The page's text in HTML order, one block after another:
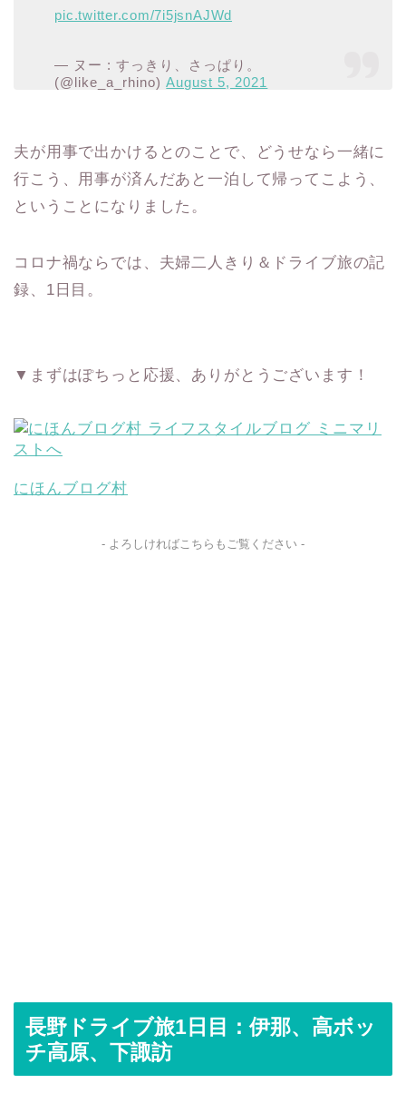
pic.twitter.com/7i5jsnAJWd
— ヌー : すっきり、さっぱり。
(@like_a_rhino)August 5, 2021
夫が用事で出かけるとのことで、どうせなら一緒に
行こう、用事が済んだあと一泊して帰ってこよう、
ということになりました。
コロナ禍ならでは、夫婦二人きり＆ドライブ旅の記
録、1日目。
▼まずはぽちっと応援、ありがとうございます！
にほんブログ村
- よろしければこちらもご覧ください -
長野ドライブ旅1日目：伊那、高ボッ
チ高原、下諏訪